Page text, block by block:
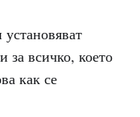
за всичко, което
как се